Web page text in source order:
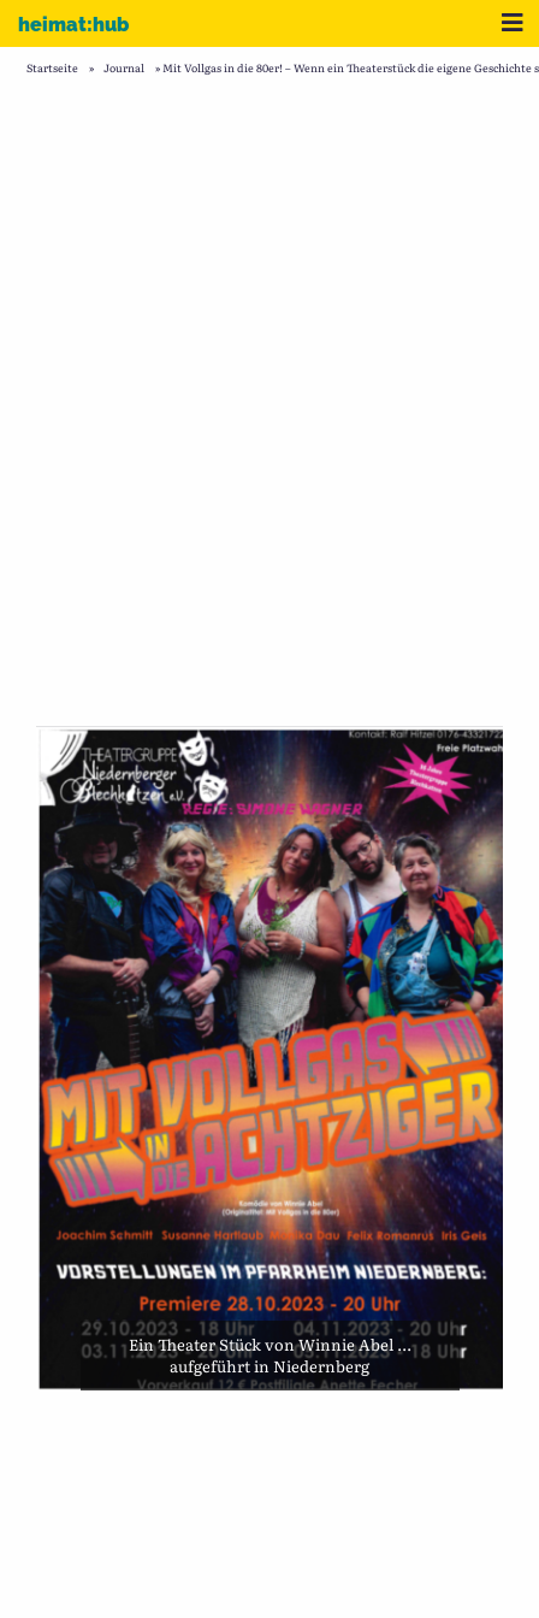
Zum Inhalt
heimat:hub
Startseite » Journal »Mit Vollgas in die 80er! – Wenn ein Theaterstück die eigene Geschichte
Stück von Winnie Abel ...
aufgeführt in Niedernberg